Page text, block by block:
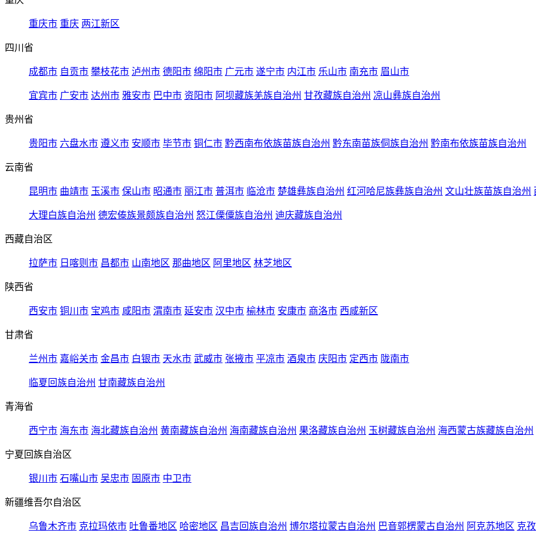
重庆市 重庆 两江新区
四川省
成都市 自贡市 攀枝花市 泸州市 德阳市 绵阳市 广元市 遂宁市 内江市 乐山市 南充市 眉山市
宜宾市 广安市 达州市 雅安市 巴中市 资阳市 阿坝藏族羌族自治州 甘孜藏族自治州 凉山彝族自治州
贵州省
贵阳市 六盘水市 遵义市 安顺市 毕节市 铜仁市 黔西南布依族苗族自治州 黔东南苗族侗族自治州 黔南布依族苗族自治州
云南省
昆明市 曲靖市 玉溪市 保山市 昭通市 丽江市 普洱市 临沧市 楚雄彝族自治州 红河哈尼族彝族自治州 文山壮族苗族自治州
大理白族自治州 德宏傣族景颇族自治州 怒江傈僳族自治州 迪庆藏族自治州
西藏自治区
拉萨市 日喀则市 昌都市 山南地区 那曲地区 阿里地区 林芝地区
陕西省
西安市 铜川市 宝鸡市 咸阳市 渭南市 延安市 汉中市 榆林市 安康市 商洛市 西咸新区
甘肃省
兰州市 嘉峪关市 金昌市 白银市 天水市 武威市 张掖市 平凉市 酒泉市 庆阳市 定西市 陇南市
临夏回族自治州 甘南藏族自治州
青海省
西宁市 海东市 海北藏族自治州 黄南藏族自治州 海南藏族自治州 果洛藏族自治州 玉树藏族自治州 海西蒙古族藏族自治州
宁夏回族自治区
银川市 石嘴山市 吴忠市 固原市 中卫市
新疆维吾尔自治区
乌鲁木齐市 克拉玛依市 吐鲁番地区 哈密地区 昌吉回族自治州 博尔塔拉蒙古自治州 巴音郭楞蒙古自治州 阿克苏地区 克